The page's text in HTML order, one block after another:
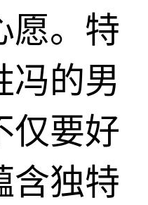
愿。特
冯的男
仅要好
含独特